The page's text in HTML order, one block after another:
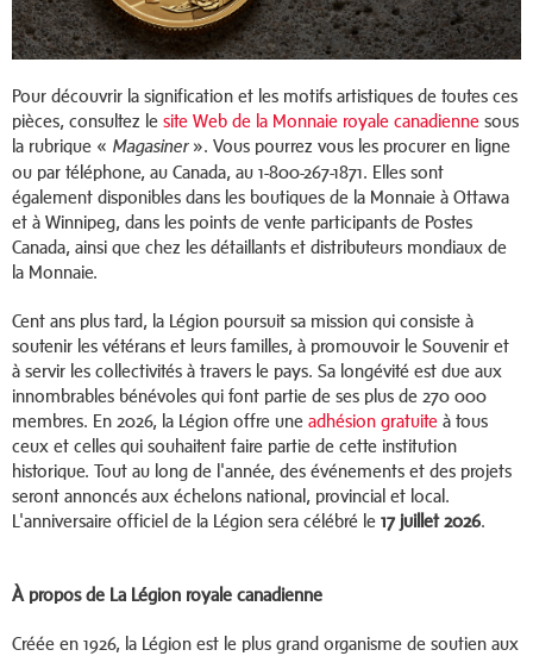
Pour découvrir la signification et les motifs artistiques de toutes ces
pièces, consultez le site Web de la Monnaie royale canadienne sous
la rubrique « Magasiner». Vous pourrez vous les procurer en ligne
ou par téléphone, au Canada, au 1-800-267-1871. Elles sont
également disponibles dans les boutiques de la Monnaie à Ottawa
et à Winnipeg, dans les points de vente participants de Postes
Canada, ainsi que chez les détaillants et distributeurs mondiaux de
la Monnaie.
Cent ans plus tard, la Légion poursuit sa mission qui consiste à
soutenir les vétérans et leurs familles, à promouvoir le Souvenir et
à servir les collectivités à travers le pays. Sa longévité est due aux
innombrables bénévoles qui font partie de ses plus de 270 000
membres. En 2026, la Légion offre une adhésion gratuite à tous
ceux et celles qui souhaitent faire partie de cette institution
historique. Tout au long de l'année, des événements et des projets
seront annoncés aux échelons national, provincial et local.
L'anniversaire officiel de la Légion sera célébré le 17 juillet 2026.
À propos de La Légion royale canadienne
Créée en 1926, la Légion est le plus grand organisme de soutien aux